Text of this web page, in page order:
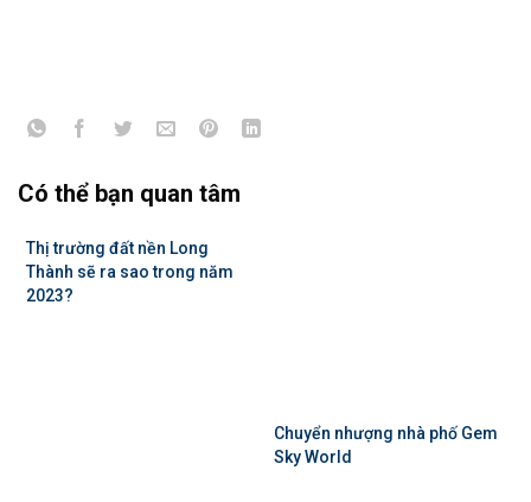
Có thể bạn quan tâm
Thị trường đất nền Long
Thành sẽ ra sao trong năm
2023?
Chuyển nhượng nhà phố Gem
Sky World